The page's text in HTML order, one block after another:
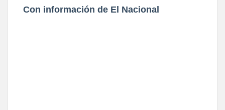
Con información de El Nacional